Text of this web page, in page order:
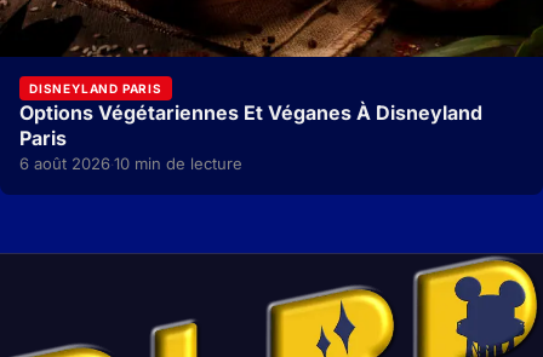
DISNEYLAND PARIS
Options Végétariennes Et Véganes À Disneyland
Paris
6 août 2026·10 min de lecture